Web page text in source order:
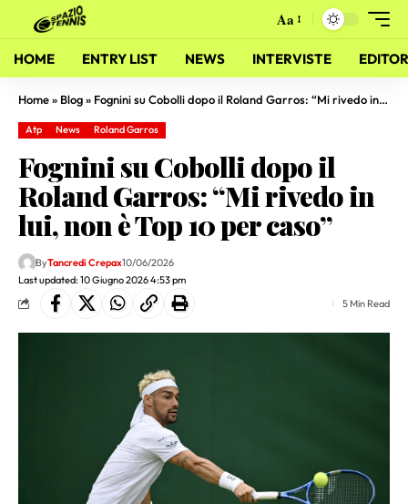
Aa
HOME ENTRY LIST NEWS INTERVISTE
Home» Blog» Fognini su Cobolli dopo il Roland Garros: “Mi rivedo in lui, non è Top 10 per caso”
Atp News Roland Garros
Fognini su Cobolli dopo il
Roland Garros: “Mi rivedo in
lui, non è Top 10 per caso”
Last updated: 10 Giugno 2026 4:53 pm
ByTancredi Crepax10/06/2026
5 Min Read